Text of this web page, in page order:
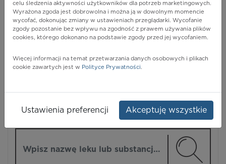
POKAŻ FILTRY
Pharmindex
celu śledzenia aktywności użytkowników dla potrzeb marketingowych.
Wyrażona zgoda jest dobrowolna i można ją w dowolnym momencie
wycofać, dokonując zmiany w ustawieniach przeglądarki. Wycofanie
zgody pozostanie bez wpływu na zgodność z prawem używania plików
cookies, którego dokonano na podstawie zgody przed jej wycofaniem.
Więcej informacji na temat przetwarzania danych osobowych i plikach
cookie zawartych jest w Polityce Prywatności.
Ustawienia preferencji Akceptuję wszystkie